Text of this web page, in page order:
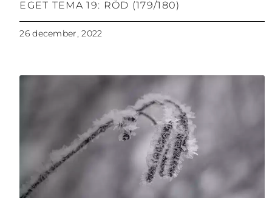
EGET TEMA 19: RÖD (179/180)
26 december, 2022